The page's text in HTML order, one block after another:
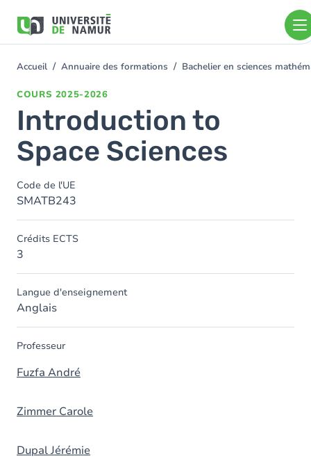
contenu
You
Accueil Annuaire des formations Bachelier en sciences
COURS 2025-2026
Introduction to
Space Sciences
Code de l'UE
SMATB243
Crédits ECTS
3
Langue d'enseignement
Anglais
Professeur
Fuzfa André
Zimmer Carole
Dupal Jérémie